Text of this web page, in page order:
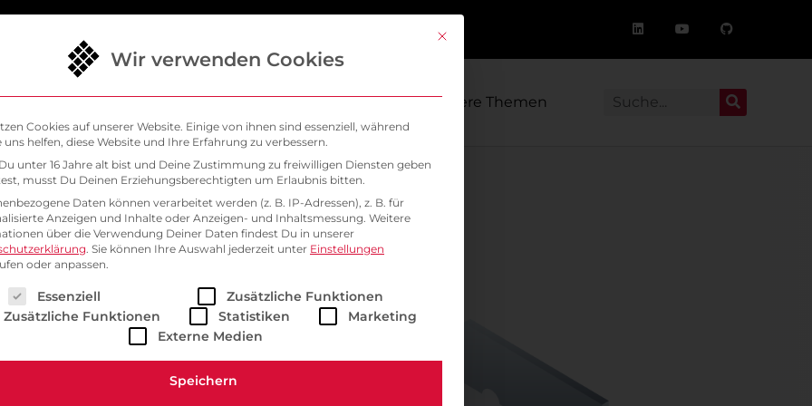
IT-Sicherheit Kubernetes Über uns Weitere Themen
Mit diesem Button wird der Dialog geschlossen. Seine
Wir verwenden Cookies
Cookies auf unserer Website. Einige von ihnen sind essenziell, während
uns helfen, diese Website und Ihre Erfahrung zu verbessern.
unter 16 Jahre alt bist und Deine Zustimmung zu freiwilligen Diensten geben
musst Du Deinen Erziehungsberechtigten um Erlaubnis bitten.
Daten können verarbeitet werden (z. B. IP-Adressen), z. B. für
Anzeigen und Inhalte oder Anzeigen- und Inhaltsmessung. Weitere
über die Verwendung Deiner Daten findest Du in unserer
. Sie können Ihre Auswahl jederzeit unter Einstellungen
oder anpassen.
eine Liste der Service-Gruppen, für die eine Einwilligung erteilt werden kann. Die erste Service-Gruppe ist
Essenziell
Zusätzliche Funktionen
Zusätzliche Funktionen
Statistiken
Marketing
Externe Medien
Speichern